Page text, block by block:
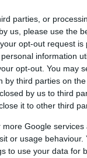
parties, or
us, please use the
opt-out request is
information
opt-out. You may
third parties on the
by us to third
it to other third
Google
or usage behaviour.
to use your data for